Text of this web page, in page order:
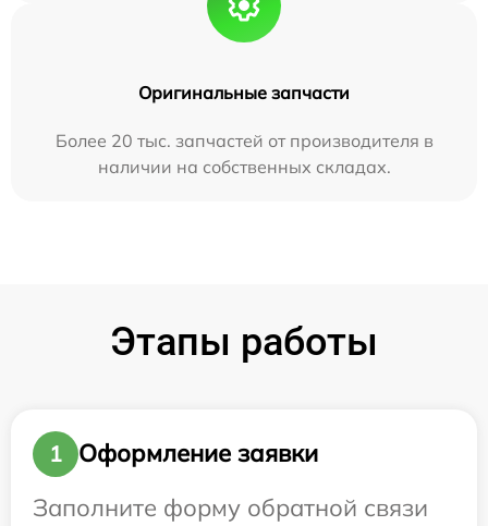
Оригинальные запчасти
Более 20 тыс. запчастей от производителя в
наличии на собственных складах.
Этапы работы
1
Оформление заявки
Заполните форму обратной связи